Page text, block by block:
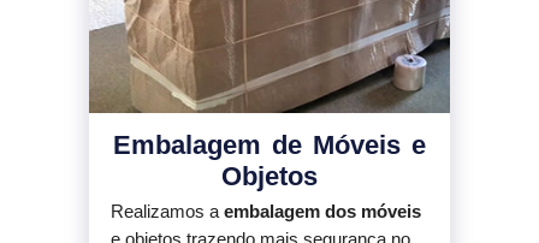
Embalagem de Móveis e
Objetos
Realizamos a embalagem dos móveis
e objetos trazendo mais segurança no